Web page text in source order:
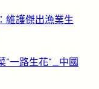
維護傑出漁業生
“一路生花”_中國